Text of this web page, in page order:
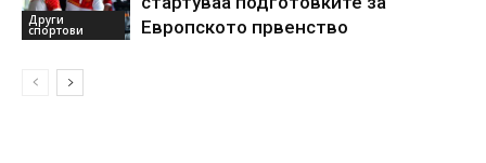
Други
спортови
Европското првенство